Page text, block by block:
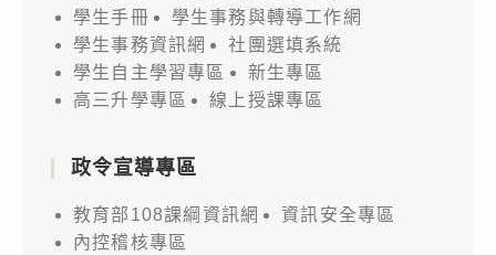
學生手冊
學生事務與轉導工作網
學生事務資訊網
社團選填系統
學生自主學習專區
新生專區
高三升學專區
線上授課專區
政令宣導專區
教育部108課綱資訊網
資訊安全專區
內控稽核專區